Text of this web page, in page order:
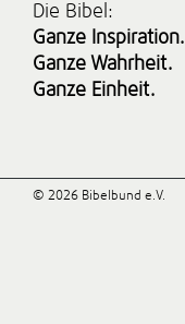
Die Bibel:
Ganze Inspiration.
Ganze Wahrheit.
Ganze Einheit.
© 2026 Bibelbund e.V.